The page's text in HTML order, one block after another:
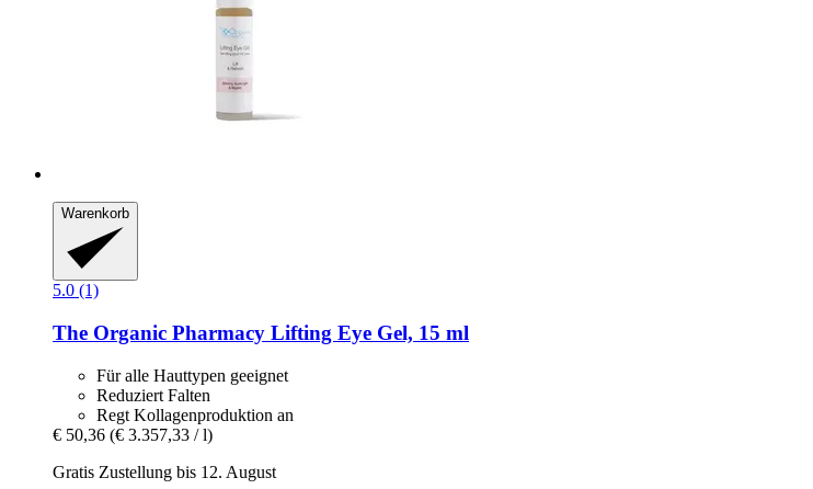
Warenkorb
5.0 (1)
The Organic Pharmacy Lifting Eye Gel, 15 ml
Für alle Hauttypen geeignet
Reduziert Falten
Regt Kollagenproduktion an
€ 50,36 (€ 3.357,33 / l)
Gratis Zustellung bis 12. August